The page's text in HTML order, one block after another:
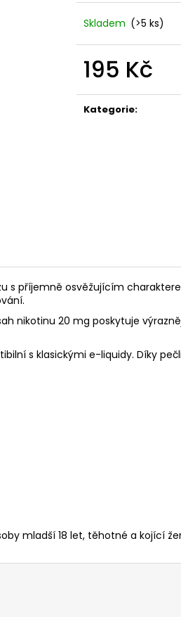
Skladem (>5 ks)
195 Kč
cena:
Kategorie:
s příjemně osvěžujícím
nikotinu 20 mg poskytuje
s klasickými e-liquidy. Díky
mladší 18 let, těhotné a kojící
VENIX
79 Kč